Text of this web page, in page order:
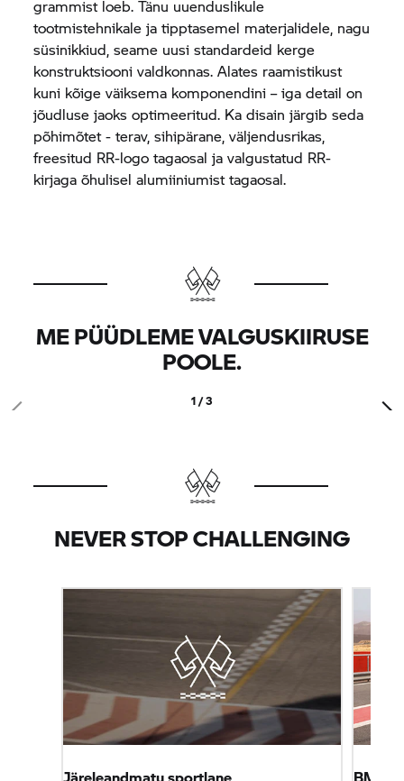
grammist loeb. Tänu uuenduslikule
tootmistehnikale ja tipptasemel materjalidele, nagu
süsinikkiud, seame uusi standardeid kerge
konstruktsiooni valdkonnas. Alates raamistikust
kuni kõige väiksema komponendini – iga detail on
jõudluse jaoks optimeeritud. Ka disain järgib seda
põhimõtet - terav, sihipärane, väljendusrikas,
freesitud RR-logo tagaosal ja valgustatud RR-
kirjaga õhulisel alumiiniumist tagaosal.
ME PÜÜDLEME VALGUSKIIRUSE
POOLE.
1 / 3
NEVER STOP CHALLENGING
Järeleandmatu sportlane
BMW